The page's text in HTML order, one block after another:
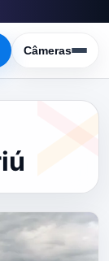
Câmeras
Abrir